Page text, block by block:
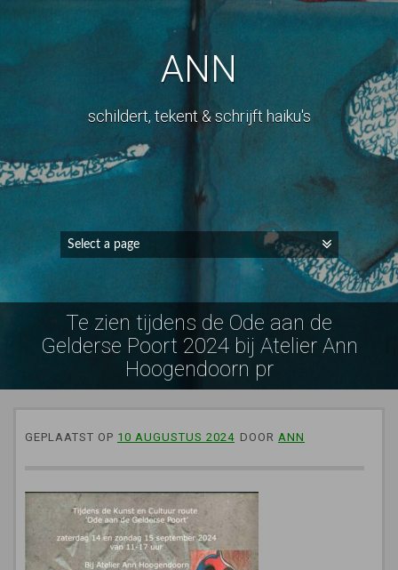
ANN
schildert, tekent & schrijft haiku's
Te zien tijdens de Ode aan de
Gelderse Poort 2024 bij Atelier Ann
Hoogendoorn pr
GEPLAATST OP 10 AUGUSTUS 2024 DOOR ANN